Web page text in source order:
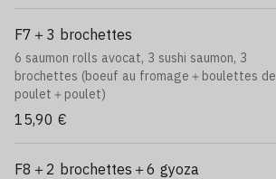
F7＋3 brochettes
6 saumon rolls avocat, 3 sushi saumon, 3
brochettes (boeuf au fromage＋boulettes de
poulet＋poulet)
15,90 €
F8＋2 brochettes＋6 gyoza